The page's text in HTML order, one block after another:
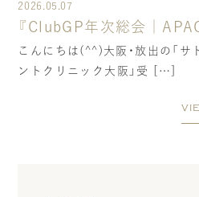
2026.05.07
『ClubGP年次総会｜
こんにちは(^^)大阪・放出の「サ
ントクリニック大阪」受 […]